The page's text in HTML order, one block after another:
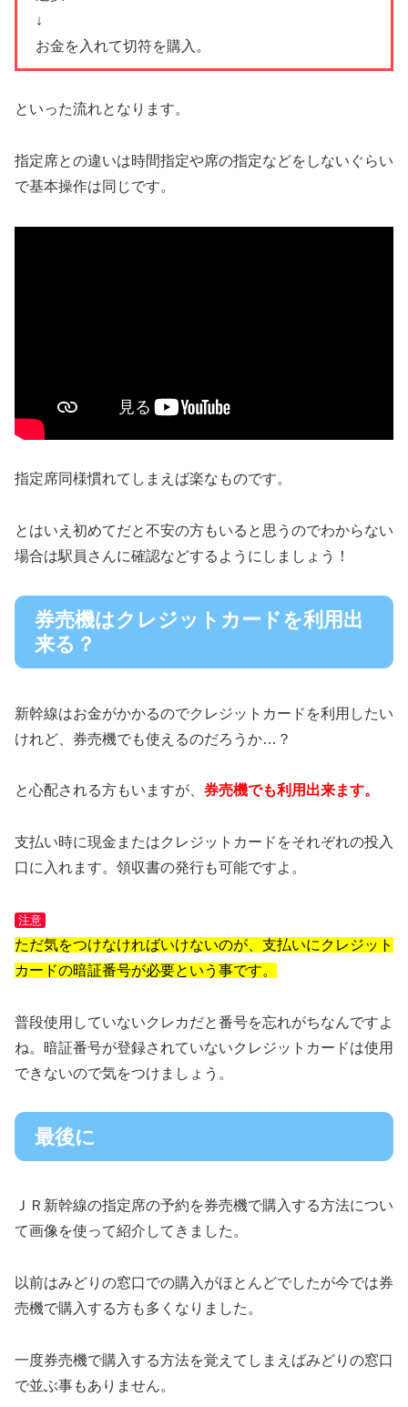
↓
お金を入れて切符を購入。
といった流れとなります。
指定席との違いは時間指定や席の指定などをしないぐらい
で基本操作は同じです。
指定席同様慣れてしまえば楽なものです。
とはいえ初めてだと不安の方もいると思うのでわからない
場合は駅員さんに確認などするようにしましょう！
券売機はクレジットカードを利用出
来る？
新幹線はお金がかかるのでクレジットカードを利用したい
けれど、券売機でも使えるのだろうか…？
と心配される方もいますが、 券売機でも利用出来ます。
支払い時に現金またはクレジットカードをそれぞれの投入
口に入れます。領収書の発行も可能ですよ。
注意
ただ気をつけなければいけないのが、支払いにクレジット
カードの暗証番号が必要という事です。
普段使用していないクレカだと番号を忘れがちなんですよ
ね。暗証番号が登録されていないクレジットカードは使用
できないので気をつけましょう。
最後に
ＪＲ新幹線の指定席の予約を券売機で購入する方法につい
て画像を使って紹介してきました。
以前はみどりの窓口での購入がほとんどでしたが今では券
売機で購入する方も多くなりました。
一度券売機で購入する方法を覚えてしまえばみどりの窓口
で並ぶ事もありません。